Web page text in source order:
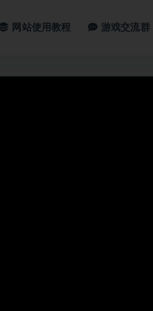
网站使用教程 游戏交流群